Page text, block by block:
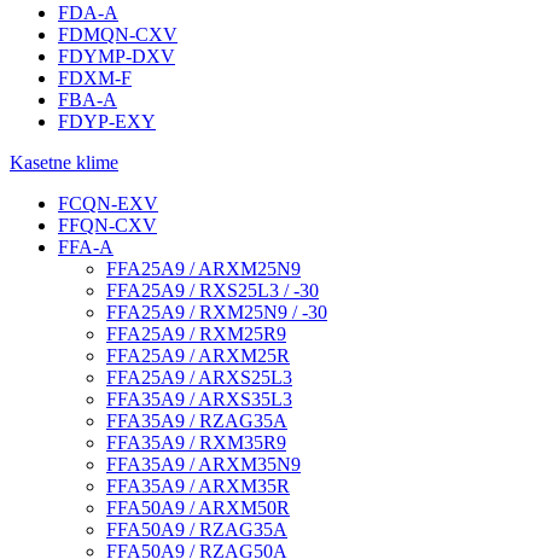
FDA-A
FDMQN-CXV
FDYMP-DXV
FDXM-F
FBA-A
FDYP-EXY
Kasetne klime
FCQN-EXV
FFQN-CXV
FFA-A
FFA25A9 / ARXM25N9
FFA25A9 / RXS25L3 / -30
FFA25A9 / RXM25N9 / -30
FFA25A9 / RXM25R9
FFA25A9 / ARXM25R
FFA25A9 / ARXS25L3
FFA35A9 / ARXS35L3
FFA35A9 / RZAG35A
FFA35A9 / RXM35R9
FFA35A9 / ARXM35N9
FFA35A9 / ARXM35R
FFA50A9 / ARXM50R
FFA50A9 / RZAG35A
FFA50A9 / RZAG50A